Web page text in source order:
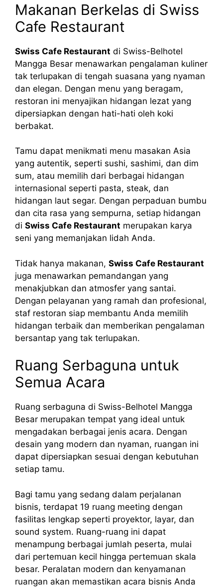
Makanan Berkelas di Swiss
Cafe Restaurant
Swiss Cafe Restaurant di Swiss-Belhotel
Mangga Besar menawarkan pengalaman kuliner
tak terlupakan di tengah suasana yang nyaman
dan elegan. Dengan menu yang beragam,
restoran ini menyajikan hidangan lezat yang
dipersiapkan dengan hati-hati oleh koki
berbakat.
Tamu dapat menikmati menu masakan Asia
yang autentik, seperti sushi, sashimi, dan dim
sum, atau memilih dari berbagai hidangan
internasional seperti pasta, steak, dan
hidangan laut segar. Dengan perpaduan bumbu
dan cita rasa yang sempurna, setiap hidangan
di Swiss Cafe Restaurant merupakan karya
seni yang memanjakan lidah Anda.
Tidak hanya makanan, Swiss Cafe Restaurant
juga menawarkan pemandangan yang
menakjubkan dan atmosfer yang santai.
Dengan pelayanan yang ramah dan profesional,
staf restoran siap membantu Anda memilih
hidangan terbaik dan memberikan pengalaman
bersantap yang tak terlupakan.
Ruang Serbaguna untuk
Semua Acara
Ruang serbaguna di Swiss-Belhotel Mangga
Besar merupakan tempat yang ideal untuk
mengadakan berbagai jenis acara. Dengan
desain yang modern dan nyaman, ruangan ini
dapat dipersiapkan sesuai dengan kebutuhan
setiap tamu.
Bagi tamu yang sedang dalam perjalanan
bisnis, terdapat 19 ruang meeting dengan
fasilitas lengkap seperti proyektor, layar, dan
sound system. Ruang-ruang ini dapat
menampung berbagai jumlah peserta, mulai
dari pertemuan kecil hingga pertemuan skala
besar. Peralatan modern dan kenyamanan
ruangan akan memastikan acara bisnis Anda